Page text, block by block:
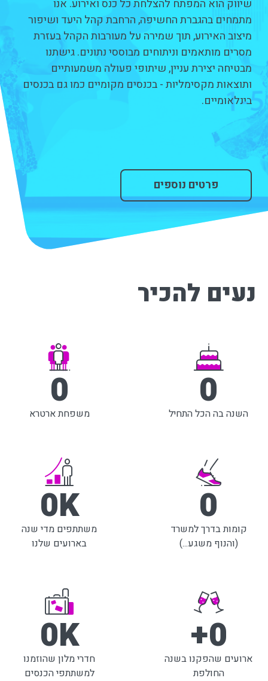
שיווק הוא המפתח להצלחת כל כנס ואירוע. אנו
מתמחים בהגברת החשיפה, הרחבת קהל היעד ושיפור
מיצוב האירוע, תוך שמירה על מעורבות הקהל בעזרת
מסרים מותאמים וניתוחים מבוססי נתונים. גישתנו
מבטיחה יצירת עניין, שיתופי פעולה משמעותיים
ותוצאות מקסימליות - בכנסים מקומיים כמו גם בכנסים
בינלאומיים.
פרטים נוספים
נעים להכיר
0
השנה בה הכל התחיל 0
משפחת ארטרא
0
קומות בדרך למשרד
(והנוף משגע...)
0K
משתתפים מדי שנה
בארועים שלנו
+0
ארועים שהפקנו בשנה
החולפת
0K
חדרי מלון שהוזמנו
למשתתפי הכנסים